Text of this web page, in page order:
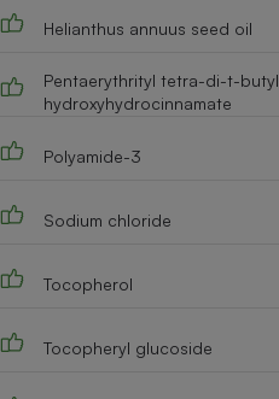
Helianthus annuus seed oil
Pentaerythrityl tetra-di-t-butyl
hydroxyhydrocinnamate
Polyamide-3
Sodium chloride
Tocopherol
Tocopheryl glucoside